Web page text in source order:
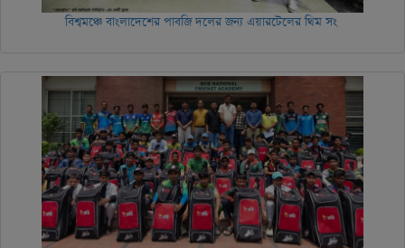
বিশ্বমঞ্চে বাংলাদেশের পাবজি দলের জন্য এয়ারটেলের থিম সং